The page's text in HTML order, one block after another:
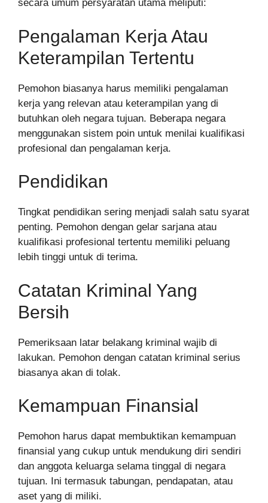
secara umum persyaratan utama meliputi:
Pengalaman Kerja Atau
Keterampilan Tertentu
Pemohon biasanya harus memiliki pengalaman
kerja yang relevan atau keterampilan yang di
butuhkan oleh negara tujuan. Beberapa negara
menggunakan sistem poin untuk menilai kualifikasi
profesional dan pengalaman kerja.
Pendidikan
Tingkat pendidikan sering menjadi salah satu syarat
penting. Pemohon dengan gelar sarjana atau
kualifikasi profesional tertentu memiliki peluang
lebih tinggi untuk di terima.
Catatan Kriminal Yang
Bersih
Pemeriksaan latar belakang kriminal wajib di
lakukan. Pemohon dengan catatan kriminal serius
biasanya akan di tolak.
Kemampuan Finansial
Pemohon harus dapat membuktikan kemampuan
finansial yang cukup untuk mendukung diri sendiri
dan anggota keluarga selama tinggal di negara
tujuan. Ini termasuk tabungan, pendapatan, atau
aset yang di miliki.